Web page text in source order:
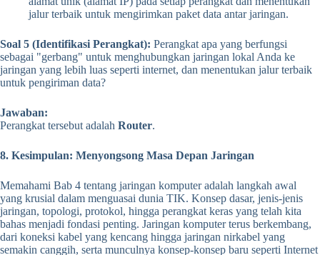
jalur terbaik untuk mengirimkan paket data antar jaringan.
Soal 5 (Identifikasi Perangkat): Perangkat apa yang berfungsi
sebagai "gerbang" untuk menghubungkan jaringan lokal Anda ke
jaringan yang lebih luas seperti internet, dan menentukan jalur terbaik
untuk pengiriman data?
Jawaban:
Perangkat tersebut adalah Router.
8. Kesimpulan: Menyongsong Masa Depan Jaringan
Memahami Bab 4 tentang jaringan komputer adalah langkah awal
yang krusial dalam menguasai dunia TIK. Konsep dasar, jenis-jenis
jaringan, topologi, protokol, hingga perangkat keras yang telah kita
bahas menjadi fondasi penting. Jaringan komputer terus berkembang,
dari koneksi kabel yang kencang hingga jaringan nirkabel yang
semakin canggih, serta munculnya konsep-konsep baru seperti Internet